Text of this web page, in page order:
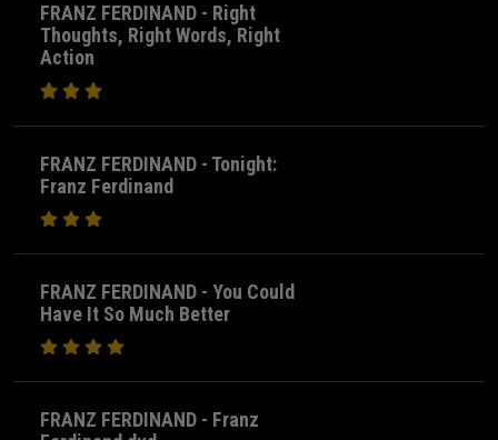
FRANZ FERDINAND - Right
Thoughts, Right Words, Right
Action
FRANZ FERDINAND - Tonight:
Franz Ferdinand
FRANZ FERDINAND - You Could
Have It So Much Better
FRANZ FERDINAND - Franz